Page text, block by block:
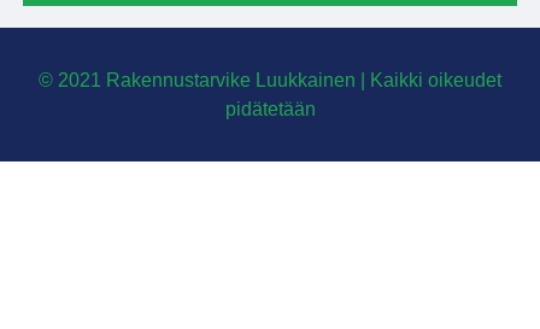
© 2021 Rakennustarvike Luukkainen | Kaikki oikeudet
pidätetään